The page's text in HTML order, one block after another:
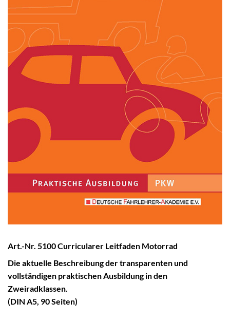
Art.-Nr. 5100Curricularer Leitfaden Motorrad
Die aktuelle Beschreibung der transparenten und
vollständigen praktischen Ausbildung in den
Zweiradklassen.
(DIN A5, 90 Seiten)